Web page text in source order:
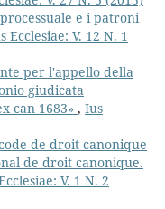
e i patroni
Ecclesiae: V. 12 N. 1
per l'appello della
giudicata
can 1683» , Ius
de droit canonique
de droit canonique.
V. 1 N. 2